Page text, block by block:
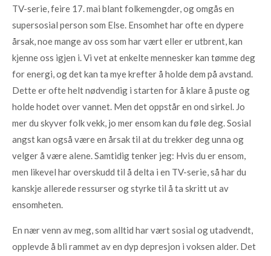
TV-serie, feire 17. mai blant folkemengder, og omgås en
supersosial person som Else. Ensomhet har ofte en dypere
årsak, noe mange av oss som har vært eller er utbrent, kan
kjenne oss igjen i. Vi vet at enkelte mennesker kan tømme deg
for energi, og det kan ta mye krefter å holde dem på avstand.
Dette er ofte helt nødvendig i starten for å klare å puste og
holde hodet over vannet. Men det oppstår en ond sirkel. Jo
mer du skyver folk vekk, jo mer ensom kan du føle deg. Sosial
angst kan også være en årsak til at du trekker deg unna og
velger å være alene. Samtidig tenker jeg: Hvis du er ensom,
men likevel har overskudd til å delta i en TV-serie, så har du
kanskje allerede ressurser og styrke til å ta skritt ut av
ensomheten.
En nær venn av meg, som alltid har vært sosial og utadvendt,
opplevde å bli rammet av en dyp depresjon i voksen alder. Det